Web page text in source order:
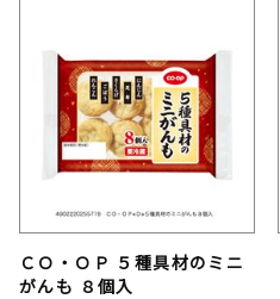
ＣＯ・ＯＰ ５種具材のミニ
がんも ８個入